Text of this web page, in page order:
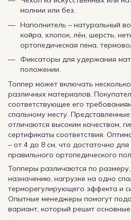
молнии или без.
Наполнитель – натуральный
койра, хлопок, лён, шерсть,
ортопедическая пена,
Фиксаторы для удержания
положении.
Топпер может включать
различных материалов.
соответствующее его
спальному месту.
отличаются высоким качеством,
сертификаты соответствия.
– от 4 до 8 см, что достаточно
правильного ортопедического
Топперы различаются по размеру,
назначению, нагрузке на одно
терморегулирующего эффекта и
Опытные менеджеры помогут
вариант, который решит